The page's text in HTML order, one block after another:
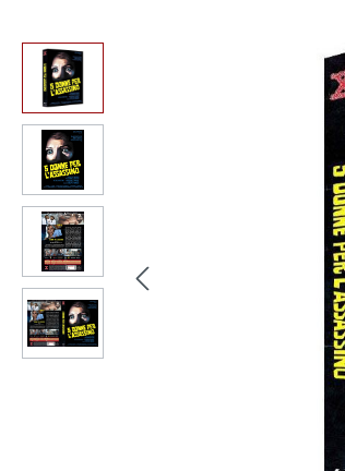
Bildergalerie überspringen